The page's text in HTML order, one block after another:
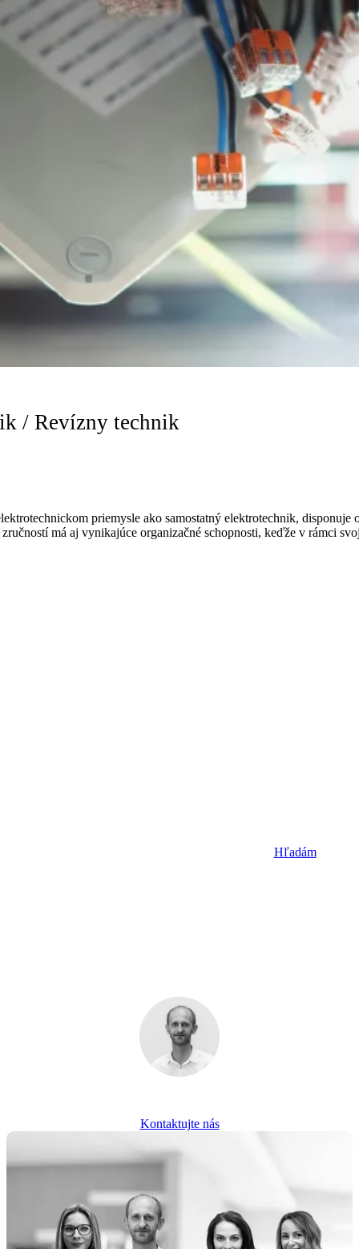
/ Revízny technik
priemysle ako samostatný elektrotechnik,
má aj vynikajúce organizačné schopnosti, keďže v rámci
Hľadám
Kontaktujte nás